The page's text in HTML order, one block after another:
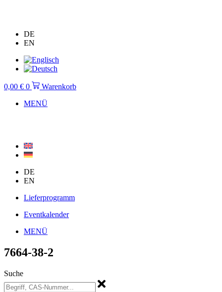
DE
EN
0,00 € 0
Warenkorb
MENÜ
DE
EN
Lieferprogramm
Eventkalender
MENÜ
7664-38-2
Suche